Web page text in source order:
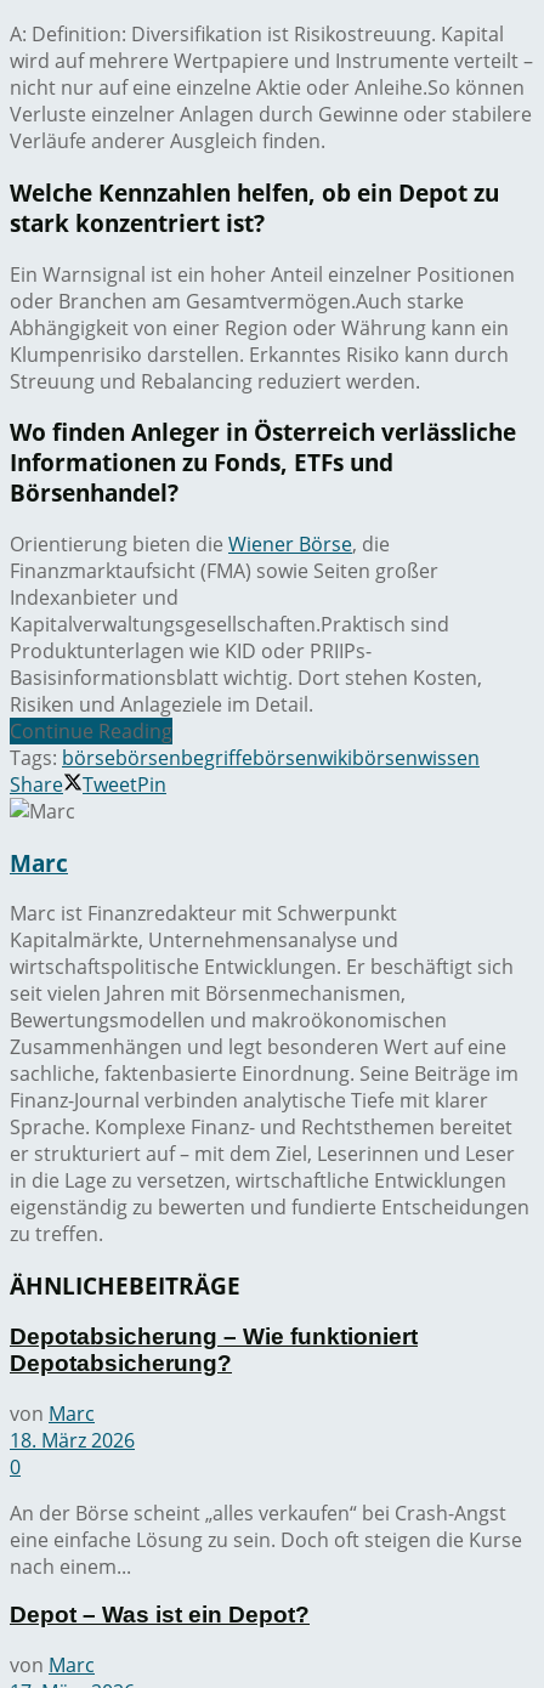
A: Definition: Diversifikation ist Risikostreuung. Kapital
wird auf mehrere Wertpapiere und Instrumente verteilt –
nicht nur auf eine einzelne Aktie oder Anleihe.So können
Verluste einzelner Anlagen durch Gewinne oder stabilere
Verläufe anderer Ausgleich finden.
Welche Kennzahlen helfen, ob ein Depot zu
stark konzentriert ist?
Ein Warnsignal ist ein hoher Anteil einzelner Positionen
oder Branchen am Gesamtvermögen.Auch starke
Abhängigkeit von einer Region oder Währung kann ein
Klumpenrisiko darstellen. Erkanntes Risiko kann durch
Streuung und Rebalancing reduziert werden.
Wo finden Anleger in Österreich verlässliche
Informationen zu Fonds, ETFs und
Börsenhandel?
Orientierung bieten die Wiener Börse, die
Finanzmarktaufsicht (FMA) sowie Seiten großer
Indexanbieter und
Kapitalverwaltungsgesellschaften.Praktisch sind
Produktunterlagen wie KID oder PRIIPs-
Basisinformationsblatt wichtig. Dort stehen Kosten,
Risiken und Anlageziele im Detail.
Continue Reading
Tags: börsebörsenbegriffebörsenwikibörsenwissen
Share
TweetPin
Marc
Marc ist Finanzredakteur mit Schwerpunkt
Kapitalmärkte, Unternehmensanalyse und
wirtschaftspolitische Entwicklungen. Er beschäftigt sich
seit vielen Jahren mit Börsenmechanismen,
Bewertungsmodellen und makroökonomischen
Zusammenhängen und legt besonderen Wert auf eine
sachliche, faktenbasierte Einordnung. Seine Beiträge im
Finanz-Journal verbinden analytische Tiefe mit klarer
Sprache. Komplexe Finanz- und Rechtsthemen bereitet
er strukturiert auf – mit dem Ziel, Leserinnen und Leser
in die Lage zu versetzen, wirtschaftliche Entwicklungen
eigenständig zu bewerten und fundierte Entscheidungen
zu treffen.
ÄHNLICHEBEITRÄGE
Depotabsicherung – Wie funktioniert
Depotabsicherung?
von Marc
18. März 2026
0
An der Börse scheint „alles verkaufen“ bei Crash-Angst
eine einfache Lösung zu sein. Doch oft steigen die Kurse
nach einem...
Depot – Was ist ein Depot?
von Marc